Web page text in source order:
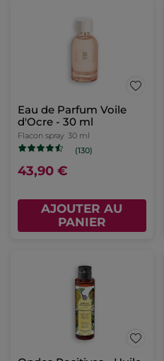
Eau de Parfum Voile
d'Ocre - 30 ml
Flacon spray 30 ml
(130)
43,90 €
AJOUTER AU
PANIER